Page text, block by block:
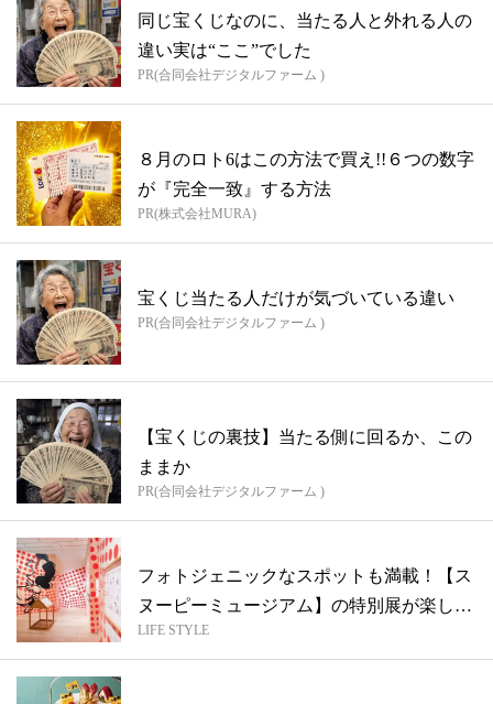
同じ宝くじなのに、当たる人と外れる人の
違い実は“ここ”でした
PR(合同会社デジタルファーム )
８月のロト6はこの方法で買え!!６つの数字
が『完全一致』する方法
PR(株式会社MURA)
宝くじ当たる人だけが気づいている違い
PR(合同会社デジタルファーム )
【宝くじの裏技】当たる側に回るか、この
ままか
PR(合同会社デジタルファーム )
フォトジェニックなスポットも満載！【ス
ヌーピーミュージアム】の特別展が楽しす
ぎる
LIFE STYLE